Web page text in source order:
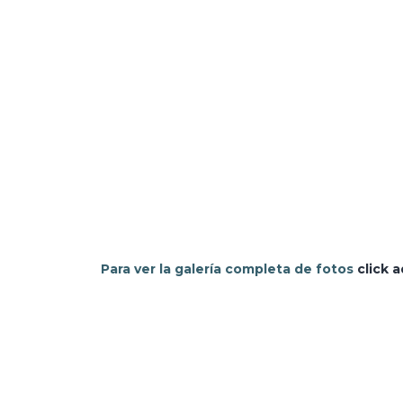
Para ver la galería completa de fotos click